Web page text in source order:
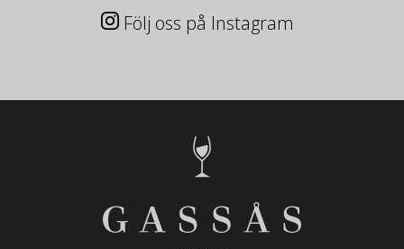
Följ oss på Instagram